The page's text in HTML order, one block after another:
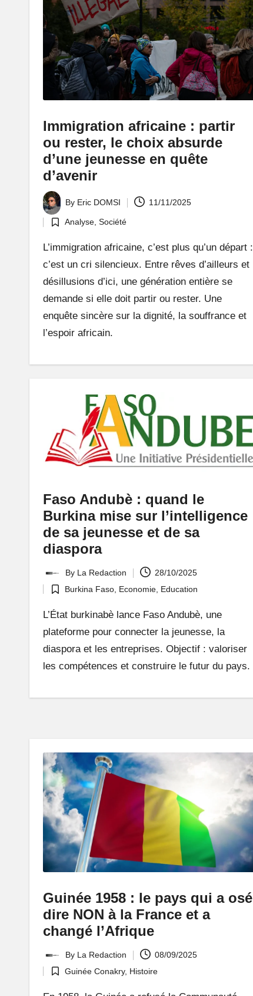
Immigration africaine : partir
ou rester, le choix absurde
d’une jeunesse en quête
d’avenir
Posted
By Eric DOMSI 11/11/2025
Posted
in
Analyse ,Société
L’immigration africaine, c’est plus qu’un départ :
c’est un cri silencieux. Entre rêves d’ailleurs et
désillusions d’ici, une génération entière se
demande si elle doit partir ou rester. Une
enquête sincère sur la dignité, la souffrance et
l’espoir africain.
Faso Andubè : quand le
Burkina mise sur l’intelligence
de sa jeunesse et de sa
diaspora
by
By La Redaction 28/10/2025
Posted
in
Burkina Faso Economie Education
L’État burkinabè lance Faso Andubè, une
plateforme pour connecter la jeunesse, la
diaspora et les entreprises. Objectif : valoriser
les compétences et construire le futur du pays.
Guinée 1958 : le pays qui a osé
dire NON à la France et a
changé l’Afrique
by
By La Redaction 08/09/2025
Posted
in
Guinée Conakry, Histoire